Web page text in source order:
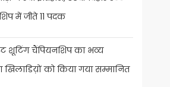
में जीते 11 पदक
शूटिंग चैंपियनशिप का भव्य
खिलाडिय़ों को किया गया सम्मानित